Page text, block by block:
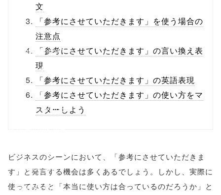
/tapbiz_theme/
parts/sns-
buttons.php on
line10
/1001605"
onclick="windo
'width=550,
height=450,
文
「参考にさせていただきます」を使う場合の
注意点
「参考にさせていただきます」の言い換え表
現
「参考にさせていただきます」の英語表現
「参考にさせていただきます」の使い方をマ
スターしよう
ビジネスのシーンにおいて、「参考にさせていただきま
す」と発言する機会は多くあるでしょう。しかし、実際に
使ってみると「本当に使い方は合っているのだろうか」と